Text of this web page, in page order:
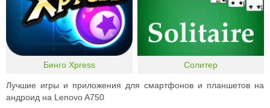
Бинго Xpress Солитер
Лучшие игры и приложения для смартфонов и планшетов на
андроид на Lenovo A750